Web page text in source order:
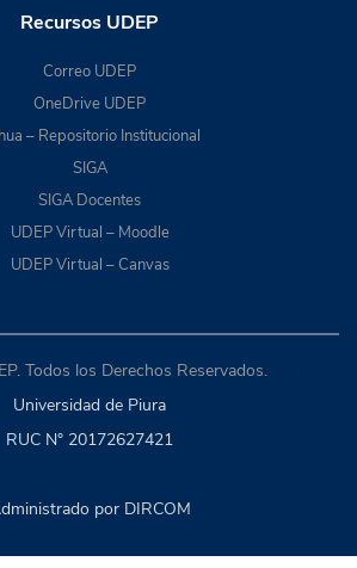
Recursos UDEP
Correo UDEP
OneDrive UDEP
– Repositorio Institucional
SIGA
SIGA Docentes
UDEP Virtual – Moodle
UDEP Virtual – Canvas
Todos los Derechos Reservados.
Universidad de Piura
RUC N° 20172627421
por DIRCOM